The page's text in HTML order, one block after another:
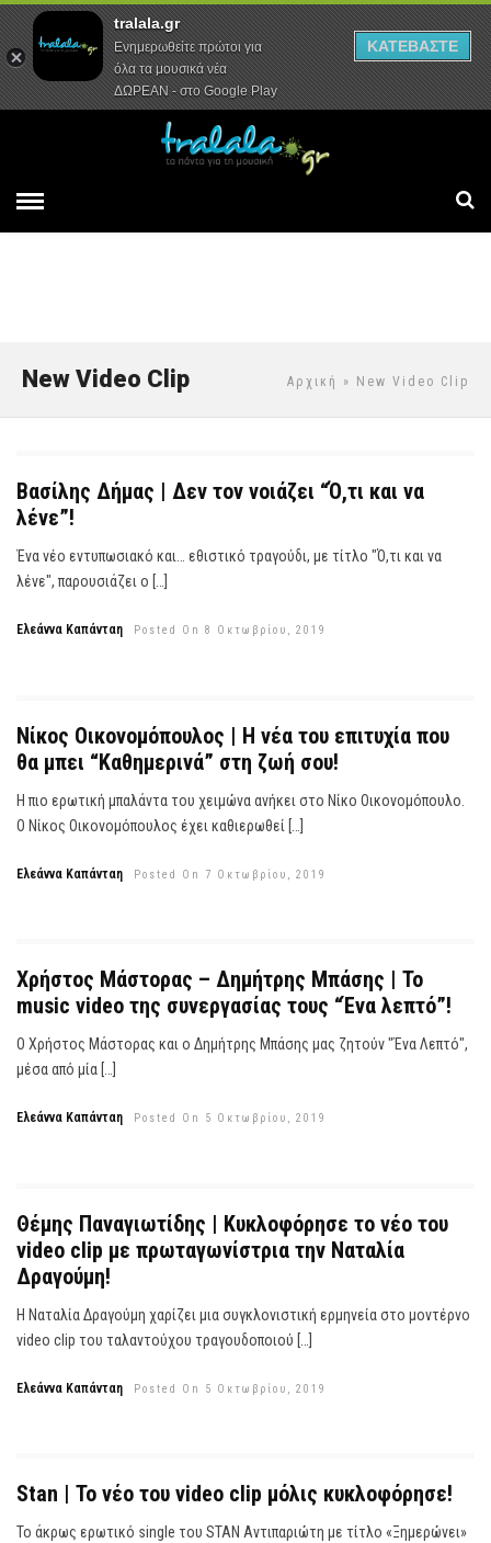
Αρχική Συνεντεύξεις Ρεπορτάζ
Αρχική » New Video Clip
New Video Clip
Βασίλης Δήμας | Δεν τον νοιάζει “Ό,τι και να
λένε”!
Ένα νέο εντυπωσιακό και… εθιστικό τραγούδι, με τίτλο "Ό,τι και να
λένε", παρουσιάζει ο […]
Ελεάννα Καπάνταη Posted On 8 Οκτωβρίου, 2019
Νίκος Οικονομόπουλος | Η νέα του επιτυχία που
θα μπει “Καθημερινά” στη ζωή σου!
Η πιο ερωτική μπαλάντα του χειμώνα ανήκει στο Νίκο Οικονομόπουλο.
Ο Νίκος Οικονομόπουλος έχει καθιερωθεί […]
Ελεάννα Καπάνταη Posted On 7 Οκτωβρίου, 2019
Χρήστος Μάστορας – Δημήτρης Μπάσης | Το
music video της συνεργασίας τους “Ένα λεπτό”!
Ο Χρήστος Μάστορας και ο Δημήτρης Μπάσης μας ζητούν "Ένα Λεπτό",
μέσα από μία […]
Ελεάννα Καπάνταη Posted On 5 Οκτωβρίου, 2019
Θέμης Παναγιωτίδης | Κυκλοφόρησε το νέο του
video clip με πρωταγωνίστρια την Ναταλία
Δραγούμη!
Η Ναταλία Δραγούμη χαρίζει μια συγκλονιστική ερμηνεία στο μοντέρνο
video clip του ταλαντούχου τραγουδοποιού […]
Ελεάννα Καπάνταη Posted On 5 Οκτωβρίου, 2019
Stan | Το νέο του video clip μόλις κυκλοφόρησε!
Το άκρως ερωτικό single του STAN Αντιπαριώτη με τίτλο «Ξημερώνει»
tralala.gr
Ενημερωθείτε πρώτοι για
όλα τα μουσικά νέα
ΔΩΡΕΑΝ - στο Google Play
ΚΑΤΕΒΑΣΤΕ